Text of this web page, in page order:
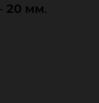
20 мм.